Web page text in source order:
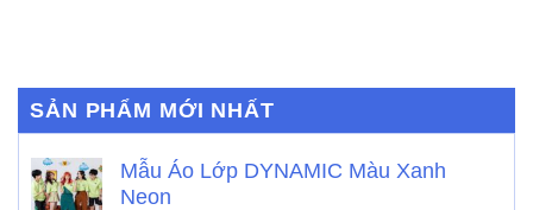
SẢN PHẨM MỚI NHẤT
Mẫu Áo Lớp DYNAMIC Màu Xanh
Neon